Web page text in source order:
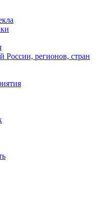
России, регионов, стран